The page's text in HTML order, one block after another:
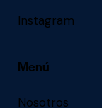
Instagram
Menú
Nosotros